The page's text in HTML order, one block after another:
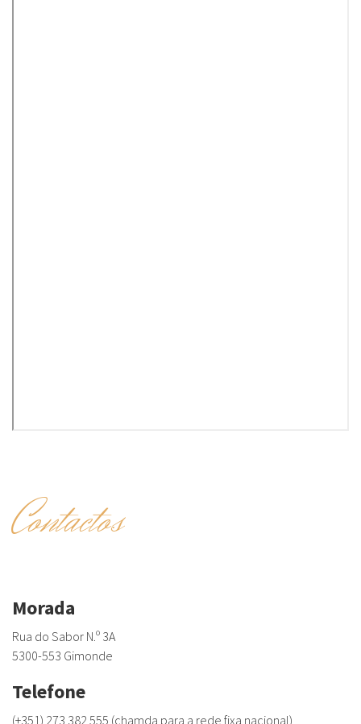
Contactos
Morada
Rua do Sabor N.º 3A
5300-553 Gimonde
Telefone
(+351) 273 382 555 (chamda para a rede fixa nacional)